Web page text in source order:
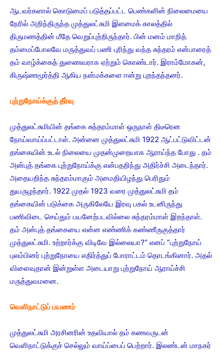
ஆடவர்களால் கொடுமைப் படுத்தப்பட்ட பெண்களின் நிலைமையை
நேரில் அறிந்திருந்த முத்துலட்சுமி இளமைக் காலத்தில்
திருமணத்தின் மீதே வெறுப்புற்றிருந்தார். பின் மனம் மாறித்
தம்மைப்போலவே மருத்துவப் பணி புரிந்து வந்த சுந்தரம் என்பாரைத்
தம் வாழ்க்கைத் துணைவராக ஏற்றும் கொண்டார். இராம்மோகன்,
கிருஷ்ணமூர்த்தி ஆகிய நன்மக்களை ஈன்று புறந்தந்தனர்.
புற்றுநோய்க்குத் தீர்வு
முத்துலட்சுமியின் தங்கை சுந்தரம்மாள் ஒருநாள் திடீரென
நோய்வாய்ப்பட்டாள். அன்னை முத்துலட்சுமி 1922 ஆட்பட்டுவிட்டன்
தங்கையின் உடல் நிலையை முதன்முறையாக ஆராய்ந்த போது . தம்
அன்புத் தங்கை புற்றுநோய்க்கு என்பதறிந்து அதிர்ச்சி அடைந்தார்.
அதையறிந்த சுந்தரம்மாகும் அமைதியிழந்து பெரிதும்
துயருழந்தார். 1922 முதல் 1923 வரை முத்துலட்சுமி தம்
தங்கையின் படுக்கை அருகிலேயே இரவு பகல் உடனிருந்து
பணிவிடை செய்தும் பயனேற்படவில்லை சுந்தரம்மாள் இறந்தாள்.
தம் அன்புத் தங்கையை என்ன எண்ணிக் கண்ணீருகுத்தார்
முத்துலட்சுமி. உற்றார்க்கு விடிவே இல்லையா?” எனப் ”புற்றுநோய்
புலம்பினர் புற்றுநோயை எதிர்த்துப் போராட்டம் தொடங்கினார். அதல்
விளைவுதான் இன்றுள்ள அடையாறு புற்றுநோய் ஆராய்ச்சி
மருத்துவமனை.
வெளிநாட்டுப் பயணம்
முத்துலட்சுமி அரசினரின் உதவியால் தம் கணவருடன்
வெளிநாட்டுக்குச் செல்லும் வாய்ப்பைப் பெற்றார். இலண்டன் மாநகர்